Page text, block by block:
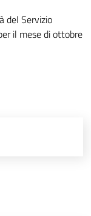
del Servizio
il mese di ottobre